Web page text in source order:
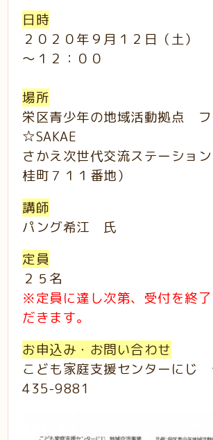
日時
２０２０年９月１２日（土）
～１２：００
場所
栄区青少年の地域活動拠点 フ
☆SAKAE
さかえ次世代交流ステーショ
桂町７１１番地）
講師
パング希江 氏
定員
２５名
※定員に達し次第、受付を終
だきます。
お申込み・お問い合わせ
こども家庭支援センターに
435-9881